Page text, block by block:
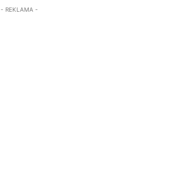
- REKLAMA -